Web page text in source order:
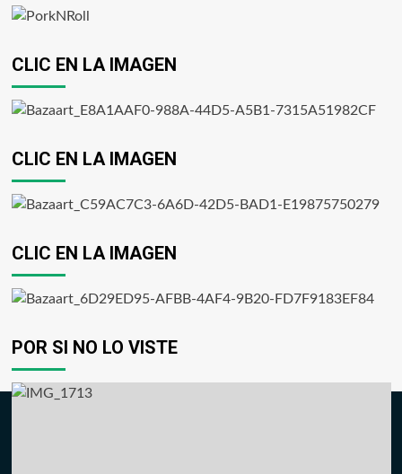
CLIC EN LA IMAGEN
CLIC EN LA IMAGEN
CLIC EN LA IMAGEN
POR SI NO LO VISTE